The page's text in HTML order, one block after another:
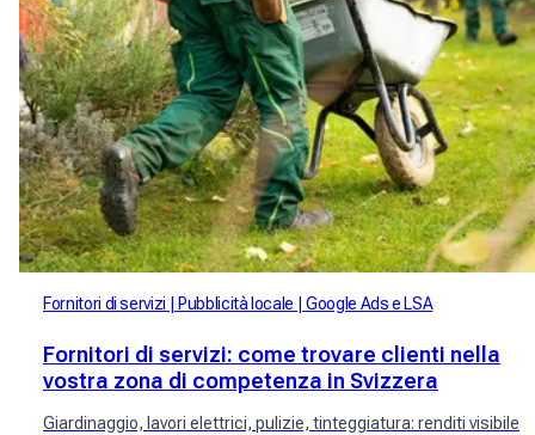
Fornitori di servizi Pubblicità locale Google Ads e LSA
Fornitori di servizi: come trovare clienti nella
vostra zona di competenza in Svizzera
Giardinaggio, lavori elettrici, pulizie, tinteggiatura: renditi visibile